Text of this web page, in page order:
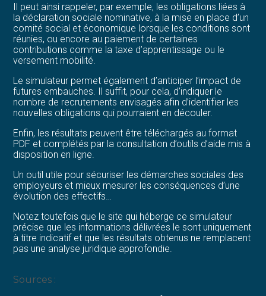
Il peut ainsi rappeler, par exemple, les obligations liées à
la déclaration sociale nominative, à la mise en place d’un
comité social et économique lorsque les conditions sont
réunies, ou encore au paiement de certaines
contributions comme la taxe d’apprentissage ou le
versement mobilité.
Le simulateur permet également d’anticiper l’impact de
futures embauches. Il suffit, pour cela, d’indiquer le
nombre de recrutements envisagés afin d’identifier les
nouvelles obligations qui pourraient en découler.
Enfin, les résultats peuvent être téléchargés au format
PDF et complétés par la consultation d’outils d’aide mis à
disposition en ligne.
Un outil utile pour sécuriser les démarches sociales des
employeurs et mieux mesurer les conséquences d’une
évolution des effectifs…
Notez toutefois que le site qui héberge ce simulateur
précise que les informations délivrées le sont uniquement
à titre indicatif et que les résultats obtenus ne remplacent
pas une analyse juridique approfondie.
Sources :